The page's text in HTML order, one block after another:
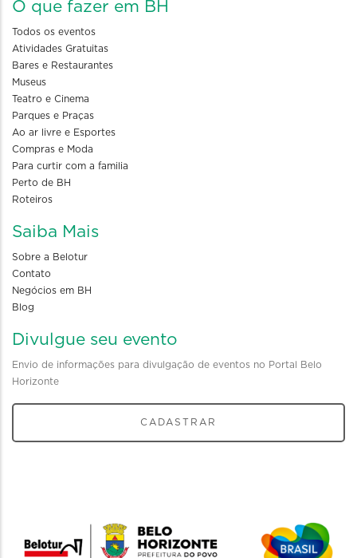
O que fazer em BH
Todos os eventos
Atividades Gratuitas
Bares e Restaurantes
Museus
Teatro e Cinema
Parques e Praças
Ao ar livre e Esportes
Compras e Moda
Para curtir com a familia
Perto de BH
Roteiros
Saiba Mais
Sobre a Belotur
Contato
Negócios em BH
Blog
Divulgue seu evento
Envio de informações para divulgação de eventos no Portal Belo
Horizonte
CADASTRAR